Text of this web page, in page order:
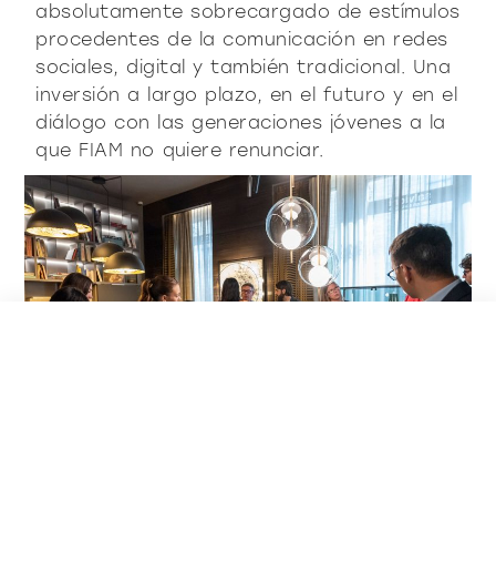
absolutamente sobrecargado de estímulos
procedentes de la comunicación en redes
sociales, digital y también tradicional. Una
inversión a largo plazo, en el futuro y en el
diálogo con las generaciones jóvenes a la
que FIAM no quiere renunciar.